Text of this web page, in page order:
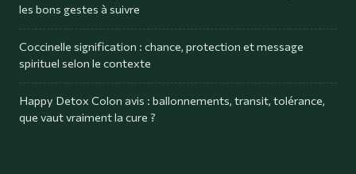
les bons gestes à suivre
Coccinelle signification : chance, protection et message
spirituel selon le contexte
Happy Detox Colon avis : ballonnements, transit, tolérance,
que vaut vraiment la cure ?